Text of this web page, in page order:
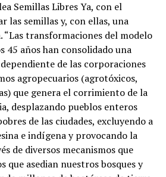
Semillas Libres Ya, con el
las semillas y, con ellas, una
“Las transformaciones del modelo
45 años han consolidado una
de las corporaciones
agropecuarios (agrotóxicos,
que genera el corrimiento de la
desplazando pueblos enteros
de las ciudades, excluyendo a
e indígena y provocando la
de diversos mecanismos que
que asedian nuestros bosques y